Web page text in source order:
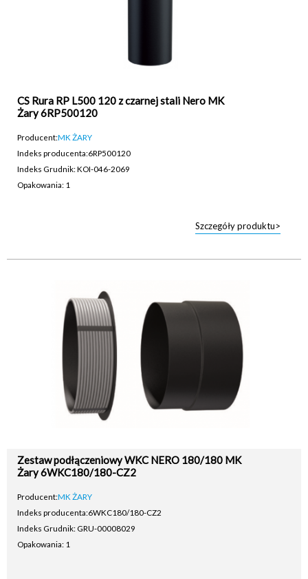
CS Rura RP L500 120 z czarnej stali Nero MK
Żary 6RP500120
Producent:MK ŻARY
Indeks producenta:6RP500120
Indeks Grudnik: KOI-046-2069
Opakowania: 1
Szczegóły produktu>
Zestaw podłączeniowy WKC NERO 180/180 MK
Żary 6WKC180/180-CZ2
Producent:MK ŻARY
Indeks producenta:6WKC180/180-CZ2
Indeks Grudnik: GRU-00008029
Opakowania: 1